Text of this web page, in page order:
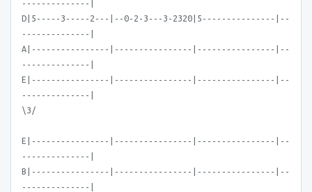
--------------|
D|5-----3-----2---|--0-2-3---3-2320|5---------------|--
--------------|
A|----------------|----------------|----------------|--
--------------|
E|----------------|----------------|----------------|--
--------------|
\3/
E|----------------|----------------|----------------|--
--------------|
B|----------------|----------------|----------------|--
--------------|